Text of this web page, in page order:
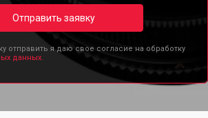
Отправить заявку
отправить я даю свое согласие на обработку
данных.